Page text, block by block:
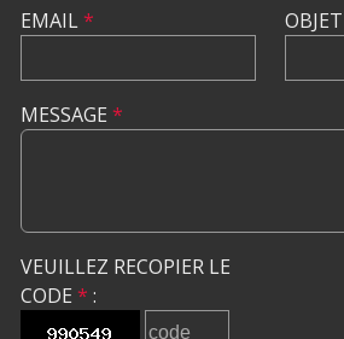
EMAIL* OBJET
MESSAGE *
VEUILLEZ RECOPIER LE
CODE * :